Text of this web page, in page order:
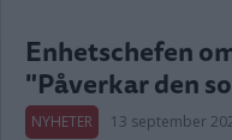
Enhetschefen
"Påverkar den
NYHETER 13 september